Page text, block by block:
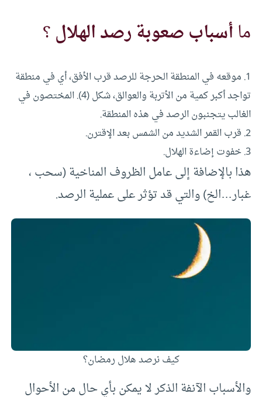
ماأسباب صعوبة رصد الهلال؟
1. موقعه في المنطقة الحرجة للرصد قرب الأفق، أي في منطقة
تواجد أكبر كمية من الأتربة والعوالق، شكل (4). المختصون في
الغالب يتجنبون الرصد في هذه المنطقة.
2. قرب القمر الشديد من الشمس بعد الإقترن.
3. خفوت إضاءة الهلال.
هذا بالإضافة إلى عامل الظروف المناخية (سحب ،
غبار…الخ) والتي قد تؤثر على عملية الرصد.
كيف نرصد هلال رمضان؟
والأسباب الآنفة الذكر لا يمكن بأي حال من الأحوال